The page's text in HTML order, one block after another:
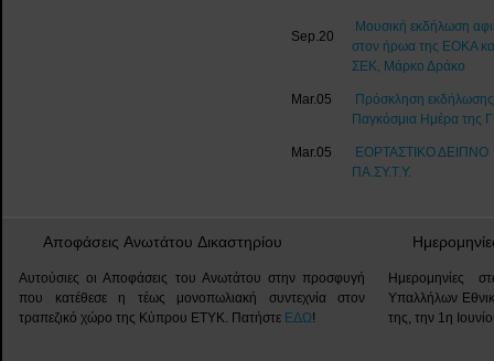
Sep.20
Μουσική εκδήλωση
στον ήρωα της ΕΟΚΑ
ΣΕΚ, Μάρκο Δράκο
Mar.05
Πρόσκληση εκδήλωσης
Παγκόσμια Ημέρα της
Mar.05
ΕΟΡΤΑΣΤΙΚΟ ΔΕΙΠΝΟ
ΠΑ.ΣΥ.Τ.Υ.
Αποφάσεις Ανωτάτου Δικαστηρίου
Αυτούσιες οι Αποφάσεις του Ανωτάτου στην προσφυγή
που κατέθεσε η τέως μονοπωλιακή συντεχνία στον
τραπεζικό χώρο της Κύπρου ΕΤΥΚ. Πατήστε ΕΔΩ!
Ημερομηνίες
Υπαλλήλων
της, την 1η